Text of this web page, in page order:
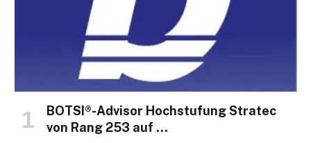
BOTSI®-Advisor Hochstufung Stratec
von Rang 253 auf …